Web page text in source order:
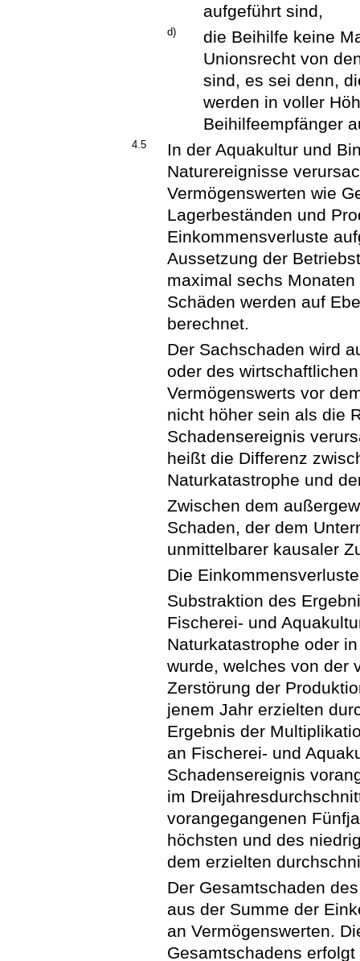
aufgeführt sind,
d)
die Beihilfe keine
Unionsrecht von
sind, es sei denn,
werden in voller
Beihilfeempfänger
4.5
In der Aquakultur und
Naturereignisse
Vermögenswerten wie
Lagerbeständen und
Einkommensverluste
Aussetzung der
maximal sechs
Schäden werden auf
berechnet.
Der Sachschaden wird
oder des
Vermögenswerts vor
nicht höher sein als die
Schadensereignis
heißt die Differenz
Naturkatastrophe und
Zwischen dem
Schaden, der dem
unmittelbarer kausaler
Die
Substraktion des
Fischerei- und
Naturkatastrophe oder
wurde, welches von der
Zerstörung der
jenem Jahr erzielten
Ergebnis der
an Fischerei- und
Schadensereignis
im
vorangegangenen
höchsten und des
dem erzielten
Der Gesamtschaden
aus der Summe der
an Vermögenswerten.
Gesamtschadens